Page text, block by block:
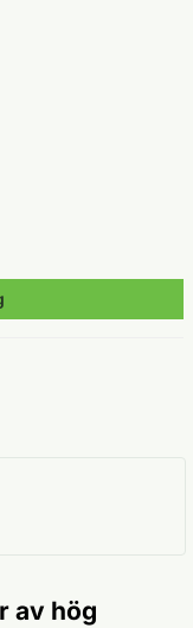
av hög